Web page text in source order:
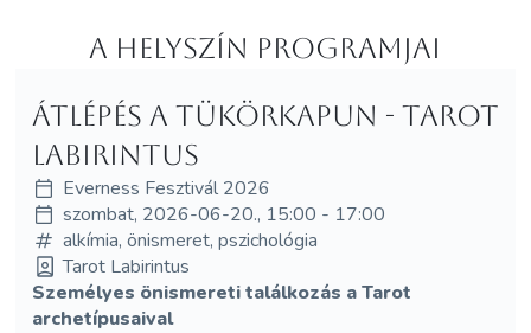
A helyszín programjai
Átlépés a tükörkapun - Tarot
Labirintus
Everness Fesztivál 2026
szombat, 2026-06-20., 15:00 - 17:00
alkímia, önismeret, pszichológia
Tarot Labirintus
Személyes önismereti találkozás a Tarot
archetípusaival